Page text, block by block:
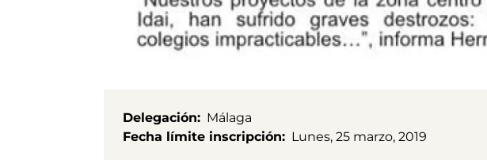
Delegación
Málaga
Fecha límite inscripción
Lunes, 25 marzo, 2019